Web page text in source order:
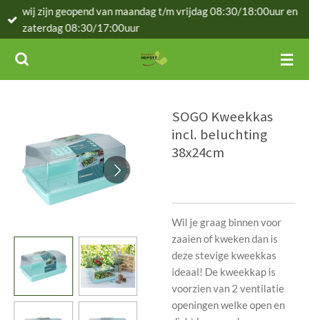
Ga
direct
de
hoofdinhoud
wij zijn geopend van maandag t/m vrijdag 08:30/18:00uur en
zaterdag 08:30/17:00uur
SOGO Kweekkas
incl. beluchting
38x24cm
Wil je graag binnen voor
zaaien of kweken dan is
deze stevige kweekkas
ideaal! De kweekkap is
voorzien van 2 ventilatie
openingen welke open en